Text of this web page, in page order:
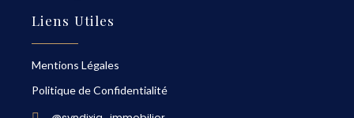
Liens Utiles
Mentions Légales
Politique de Confidentialité